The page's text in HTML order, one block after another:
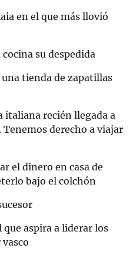
en el que más llovió
su despedida
una tienda de zapatillas
italiana recién llegada a
derecho a viajar
el dinero en casa de
bajo el colchón
aspira a liderar los